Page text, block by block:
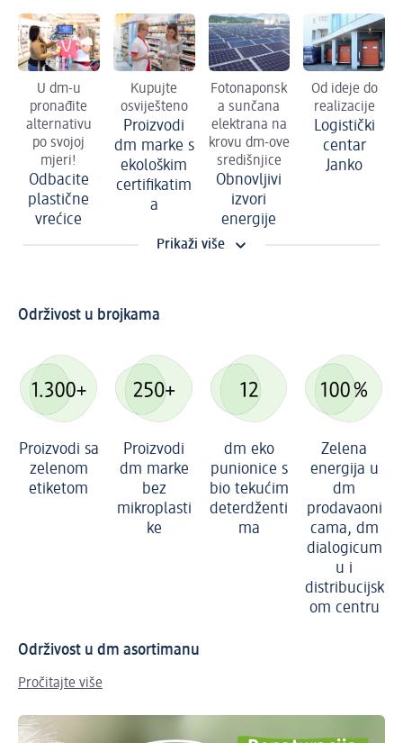
U dm-u
pronađite
alternativu
po svojoj
mjeri!
Odbacite
plastične
vrećice
Kupujte
osviješteno
Proizvodi
dm marke s
ekološkim
certifikatim
a
Fotonaponsk
a sunčana
elektrana na
krovu dm-ove
središnjice
Obnovljivi
izvori
energije
Od ideje do
realizacije
Logistički
centar
Janko
Prikaži više
Održivost u brojkama
Proizvodi sa
zelenom
etiketom
Proizvodi
dm marke
bez
mikroplasti
ke
dm eko
punionice s
bio tekućim
deterdženti
ma
Zelena
energija u
dm
prodavaoni
cama, dm
dialogicum
u i
distribucijsk
om centru
Održivost u dm asortimanu
Pročitajte više